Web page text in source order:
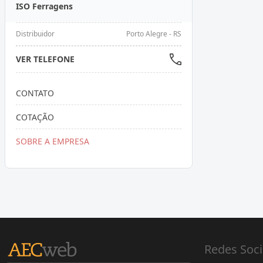
ISO Ferragens
Distribuidor Porto Alegre - RS
VER TELEFONE
CONTATO
COTAÇÃO
SOBRE A EMPRESA
Redes